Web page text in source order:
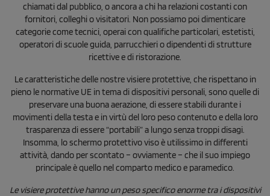
chiamati dal pubblico, o ancora a chi ha relazioni costanti con
fornitori, colleghi o visitatori. Non possiamo poi dimenticare
categorie come tecnici, operai con qualifiche particolari, estetisti,
operatori di scuole guida, parrucchieri o dipendenti di strutture
ricettive e di ristorazione.
Le caratteristiche delle nostre visiere protettive, che rispettano in
pieno le normative UE in tema di dispositivi personali, sono quelle di
preservare una buona aerazione, di essere stabili durante i
movimenti della testa e in virtù del loro peso contenuto e della loro
trasparenza di essere “portabili” a lungo senza troppi disagi.
Insomma, lo schermo protettivo viso è utilissimo in differenti
attività, dando per scontato – ovviamente – che il suo impiego
principale è quello nel comparto medico e paramedico.
Le visiere protettive hanno un peso specifico enorme tra i dispositivi